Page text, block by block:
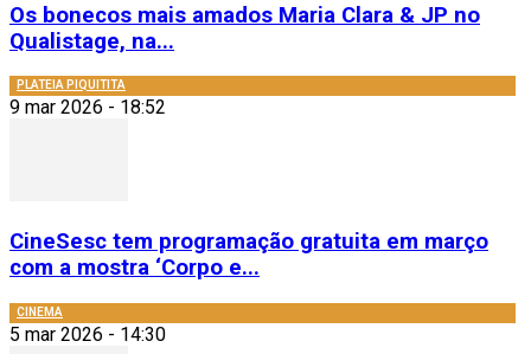
Os bonecos mais amados Maria Clara & JP no
Qualistage, na...
PLATEIA PIQUITITA
9 mar 2026 - 18:52
CineSesc tem programação gratuita em março
com a mostra ‘Corpo e...
CINEMA
5 mar 2026 - 14:30